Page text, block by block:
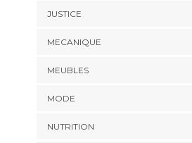
JUSTICE
MECANIQUE
MEUBLES
MODE
NUTRITION